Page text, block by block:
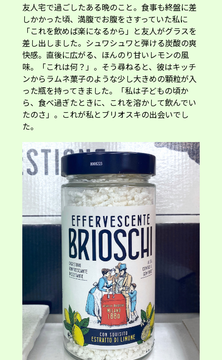
友人宅で過ごしたある晩のこと。食事も終盤に差
しかかった頃、満腹でお腹をさすっていた私に
「これを飲めば楽になるから」と友人がグラスを
差し出しました。シュワシュワと弾ける炭酸の爽
快感。直後に広がる、ほんのり甘いレモンの風
味。「これは何？」。そう尋ねると、彼はキッチ
ンからラムネ菓子のような少し大きめの顆粒が入
った瓶を持ってきました。「私は子どもの頃か
ら、食べ過ぎたときに、これを溶かして飲んでい
たのさ」。これが私とブリオスキの出会いでし
た。